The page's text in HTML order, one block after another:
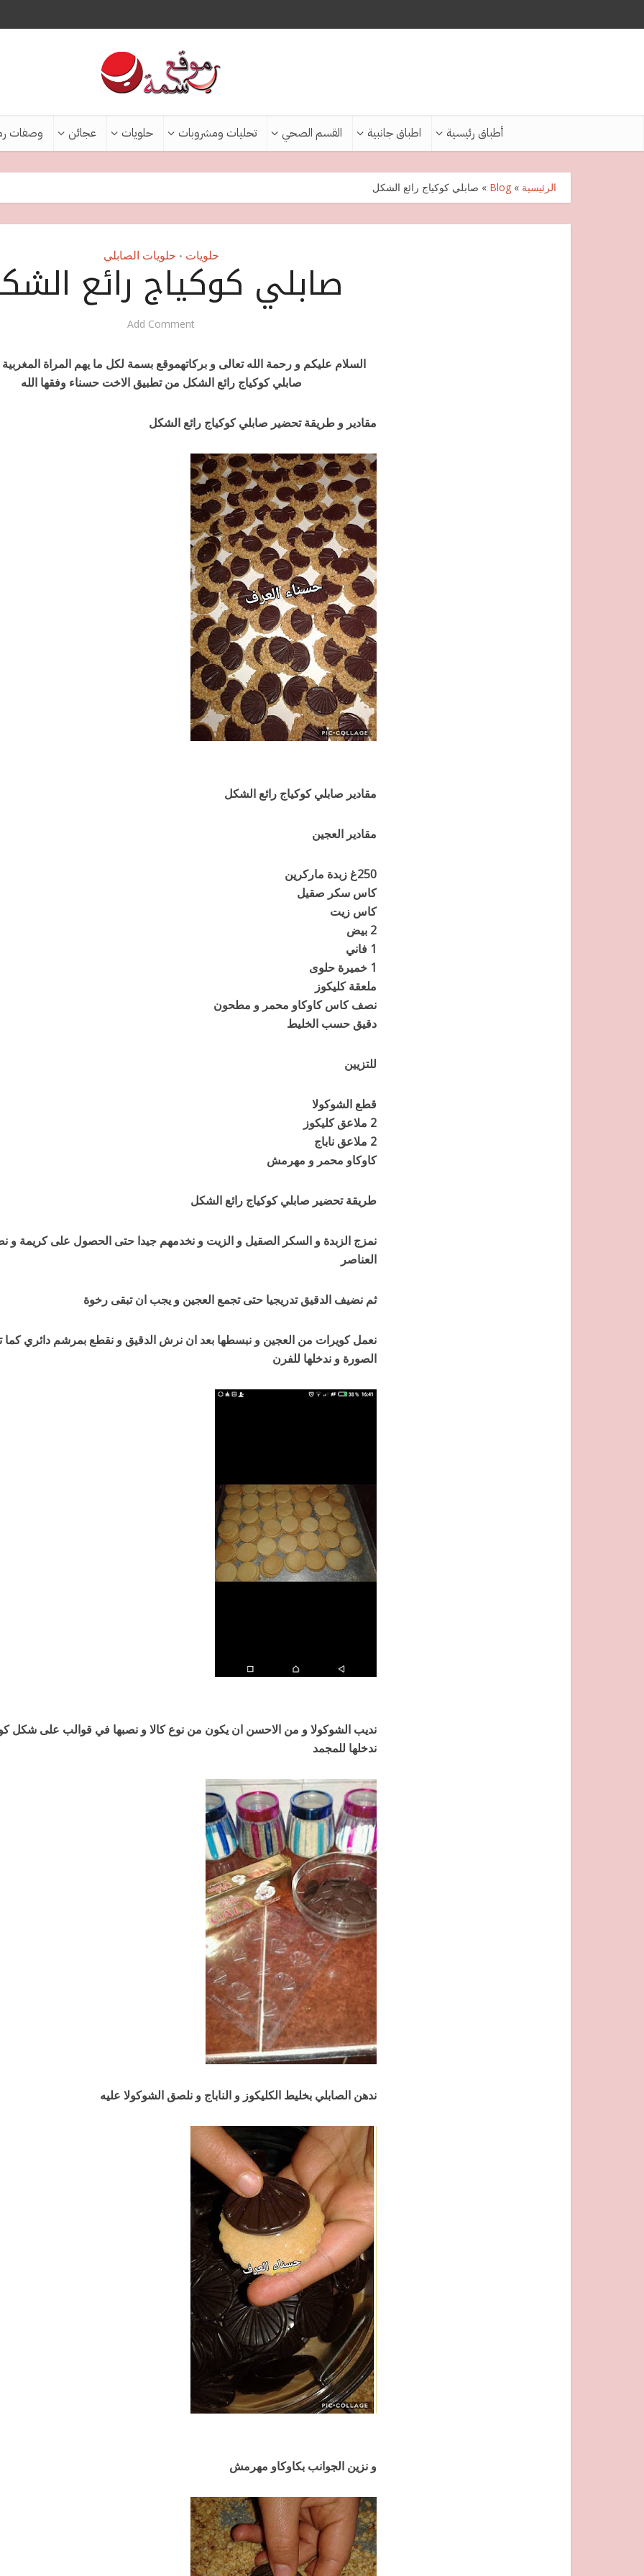
أطباق رئيسية اطباق جانبية القسم الصحي تحليات ومشروبات حلويات عجائن وصفات
الرئيسية »
Blog
» صابلي كوكياج رائع الشكل
حلويات • حلويات الصابلي
صابلي كوكياج رائع
Add Comment
السلام عليكم و رحمة الله تعالى و بركاتهموقع بسمة لكل ما يهم المراة
صابلي كوكياج رائع الشكل من تطبيق الاخت حسناء وفقها الله
مقادير و طريقة تحضير صابلي كوكياج رائع الشكل
مقادير صابلي كوكياج رائع الشكل
مقادير العجين
250غ زبدة ماركرين
كاس سكر صقيل
كاس زيت
2 بيض
1 فاني
1 خميرة حلوى
ملعقة كليكوز
نصف كاس كاوكاو محمر و مطحون
دقيق حسب الخليط
للتزيين
قطع الشوكولا
2 ملاعق كليكوز
2 ملاعق ناباج
كاوكاو محمر و مهرمش
طريقة تحضير صابلي كوكياج رائع الشكل
نمزج الزبدة و السكر الصقيل و الزيت و نخدمهم جيدا حتى الحصول على كريمة و
العناصر
ثم نضيف الدقيق تدريجيا حتى تجمع العجين و يجب ان تبقى رخوة
نعمل كويرات من العجين و نبسطها بعد ان نرش الدقيق و نقطع بمرشم دائري
الصورة و ندخلها للفرن
نديب الشوكولا و من الاحسن ان يكون من نوع كالا و نصبها في قوالب على شكل
ندخلها للمجمد
ندهن الصابلي بخليط الكليكوز و الناباج و نلصق الشوكولا عليه
و نزين الجوانب بكاوكاو مهرمش